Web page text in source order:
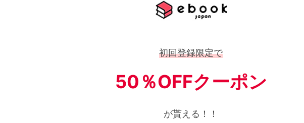
初回登録限定で
50％OFFクーポン
が貰える！！